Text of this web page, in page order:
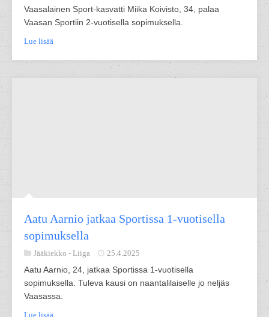
Vaasalainen Sport-kasvatti Miika Koivisto, 34, palaa
Vaasan Sportiin 2-vuotisella sopimuksella.
Lue lisää
Aatu Aarnio jatkaa Sportissa 1-vuotisella
sopimuksella
Jääkiekko - Liiga 25.4.2025
Aatu Aarnio, 24, jatkaa Sportissa 1-vuotisella
sopimuksella. Tuleva kausi on naantalilaiselle jo neljäs
Vaasassa.
Lue lisää